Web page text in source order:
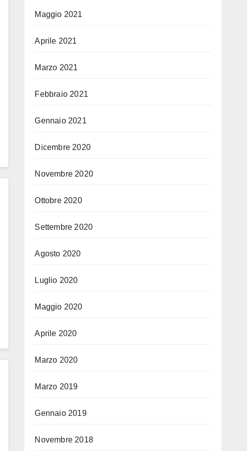
Maggio 2021
Aprile 2021
Marzo 2021
Febbraio 2021
Gennaio 2021
Dicembre 2020
Novembre 2020
Ottobre 2020
Settembre 2020
Agosto 2020
Luglio 2020
Maggio 2020
Aprile 2020
Marzo 2020
Marzo 2019
Gennaio 2019
Novembre 2018